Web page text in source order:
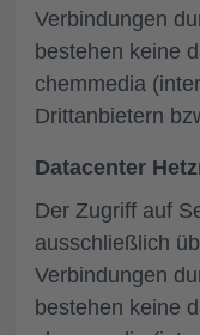
Verbindungen
bestehen keine
chemmedia
Drittanbietern
Datacenter
Der Zugriff auf
ausschließlich
Verbindungen
bestehen keine